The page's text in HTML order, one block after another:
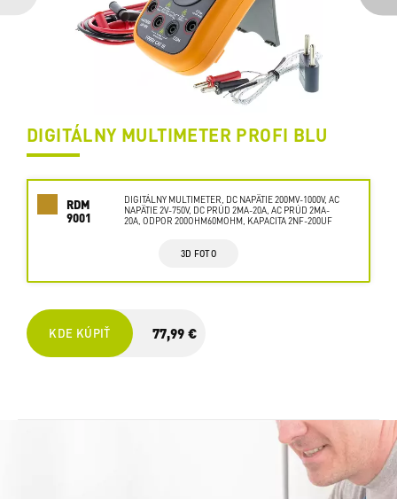
DIGITÁLNY MULTIMETER PROFI BLU
RDM
9001
DIGITÁLNY MULTIMETER, DC NAPÄTIE 200MV-1000V, AC
NAPÄTIE 2V-750V, DC PRÚD 2MA-20A, AC PRÚD 2MA-
20A, ODPOR 200OHM60MOHM, KAPACITA 2NF-200UF
3D FOTO
KDE KÚPIŤ 77,99 €